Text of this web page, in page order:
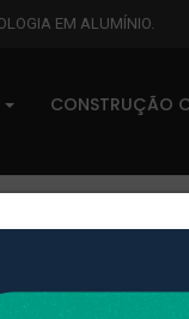
EM ALUMÍNIO.
CONSTRUÇÃO